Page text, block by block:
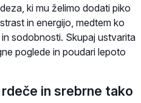
ki mu želimo dodati piko
in energijo, medtem ko
sodobnosti. Skupaj ustvarita
poglede in poudari lepoto
in srebrne tako